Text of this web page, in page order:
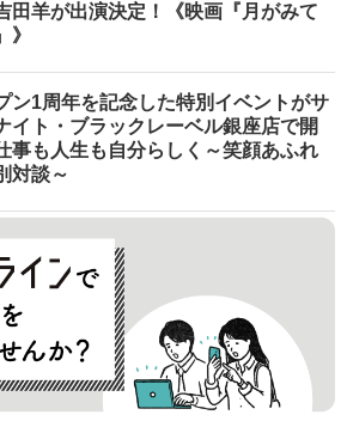
田羊が出演決定！《映画『月がみて
》
ン1周年を記念した特別イベントがサ
イト・ブラックレーベル銀座店で開
も人生も自分らしく～笑顔あふれ
対談～